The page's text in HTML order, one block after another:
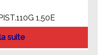
1,50E
suite